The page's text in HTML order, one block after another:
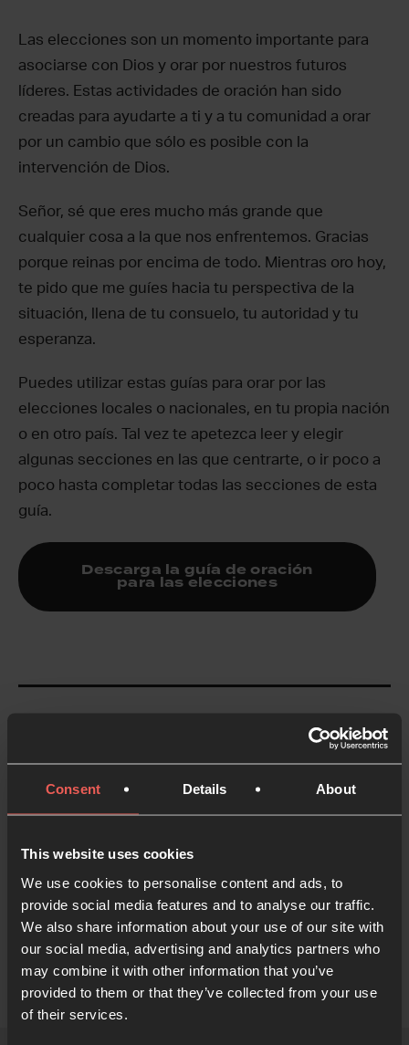
Consent Details About
This website uses cookies
We use cookies to personalise content and ads, to
provide social media features and to analyse our traffic.
We also share information about your use of our site with
our social media, advertising and analytics partners who
may combine it with other information that you’ve
provided to them or that they’ve collected from your use
of their services.
Las elecciones son un momento importante para
asociarse con Dios y orar por nuestros futuros
líderes. Estas actividades de oración han sido
creadas para ayudarte a ti y a tu comunidad a orar
por un cambio que sólo es posible con la
intervención de Dios.
Señor, sé que eres mucho más grande que
cualquier cosa a la que nos enfrentemos. Gracias
porque reinas por encima de todo. Mientras oro hoy,
te pido que me guíes hacia tu perspectiva de la
situación, llena de tu consuelo, tu autoridad y tu
esperanza.
Puedes utilizar estas guías para orar por las
elecciones locales o nacionales, en tu propia nación
o en otro país. Tal vez te apetezca leer y elegir
algunas secciones en las que centrarte, o ir poco a
poco hasta completar todas las secciones de esta
guía.
Descarga la guía de oración
para las elecciones
¿Te ha gustado lo que has
Envíaselo a un amigo
Oración 24-7